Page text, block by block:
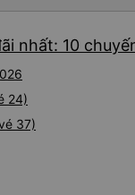
nhất: 10
24)
37)